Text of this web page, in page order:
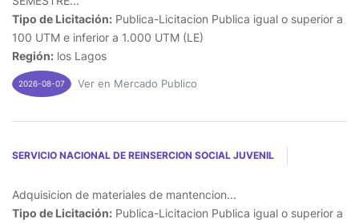
Tipo de Licitación: Publica-Licitacion Publica igual o superior a
100 UTM e inferior a 1.000 UTM (LE)
Región: los Lagos
2026-08-07 Ver en Mercado Publico
SERVICIO NACIONAL DE REINSERCION SOCIAL JUVENIL
Adquisicion de materiales de mantencion...
Tipo de Licitación: Publica-Licitacion Publica igual o superior a